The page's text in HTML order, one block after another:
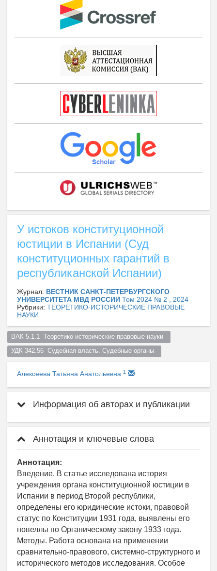
У истоков конституционной
юстиции в Испании (Суд
конституционных гарантий в
республиканской Испании)
Журнал: ВЕСТНИК САНКТ-ПЕТЕРБУРГСКОГО
УНИВЕРСИТЕТА МВД РОССИИ Том 2024 № 2 , 2024
Рубрики: ТЕОРЕТИКО-ИСТОРИЧЕСКИЕ ПРАВОВЫЕ
НАУКИ
ВАК 5.1.1  Теоретико-исторические правовые науки
УДК 342.56  Судебная власть. Судебные органы
Алексеева Татьяна Анатольевна 1
Информация об авторах и публикации
Аннотация и ключевые слова
Аннотация:
Введение. В статье исследована история
учреждения органа конституционной юстиции в
Испании в период Второй республики,
определены его юридические истоки, правовой
статус по Конституции 1931 года, выявлены его
новеллы по Органическому закону 1933 года.
Методы. Работа основана на применении
сравнительно-правового, системно-структурного и
исторического методов исследования. Особое